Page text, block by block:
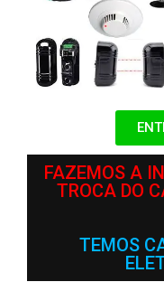
FAZEMOS A
TROCA DO
TEMOS